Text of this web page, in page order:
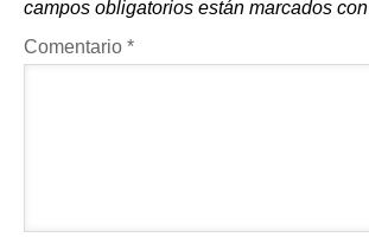
campos obligatorios están marcados con
Comentario *